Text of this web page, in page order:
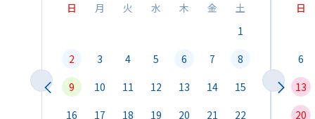
日
月 火 水 木 金
土
1
2
3 4 5 6 7
8
9
10 11 12 13 14
15
16
17 18 19 20 21
22
日
6
13
20